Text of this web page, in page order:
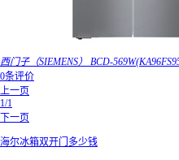
西门子（SIEMENS） BCD-
0条评价
上一页
1/1
下一页
海尔冰箱双开门多少钱